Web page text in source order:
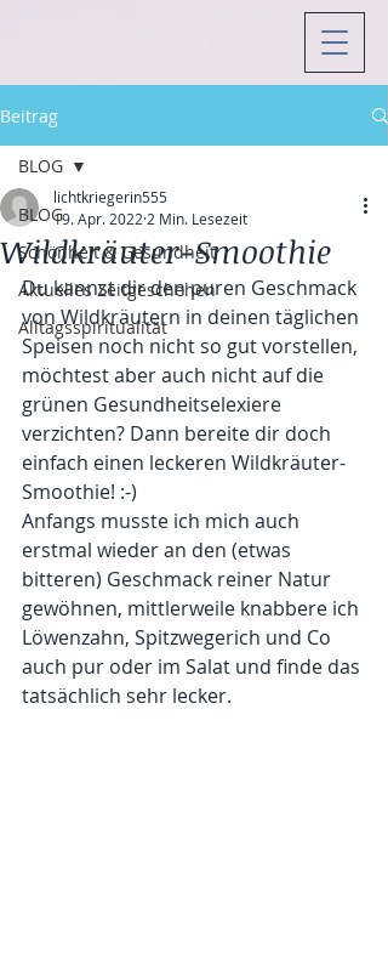
Beitrag
BLOG
Schönheit & Gesundheit
Aktuelles Zeitgeschehen
Alltagsspiritualität
BLOG
Wildkräuter-Smoothie
lichtkriegerin555
19. Apr. 2022 2 Min. Lesezeit
Du kannst dir den puren Geschmack
von Wildkräutern in deinen täglichen
Speisen noch nicht so gut vorstellen,
möchtest aber auch nicht auf die
grünen Gesundheitselexiere
verzichten? Dann bereite dir doch
einfach einen leckeren Wildkräuter-
Smoothie! :-)
Anfangs musste ich mich auch
erstmal wieder an den (etwas
bitteren) Geschmack reiner Natur
gewöhnen, mittlerweile knabbere ich
Löwenzahn, Spitzwegerich und Co
auch pur oder im Salat und finde das
tatsächlich sehr lecker.